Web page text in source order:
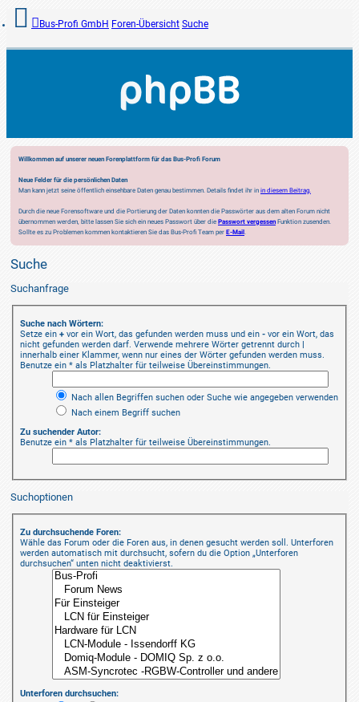
Bus-Profi GmbH Foren-Übersicht Suche
Willkommen auf unserer neuen Forenplattform für das Bus-Profi Forum
Neue Felder für die persönlichen Daten
Man kann jetzt seine öffentlich einsehbare Daten genau bestimmen. Details findet ihr in in diesem Beitrag.
Durch die neue Forensoftware und die Portierung der Daten konnten die Passwörter aus dem alten Forum nicht
übernommen werden, bitte lassen Sie sich ein neues Passwort über die Passwort vergessen Funktion zusenden.
Sollte es zu Problemen kommen kontaktieren Sie das Bus-Profi Team per E-Mail.
Suche
Suchanfrage
Suche nach Wörtern:
Setze ein+ vor ein Wort, das gefunden werden muss und ein- vor ein Wort, das
nicht gefunden werden darf. Verwende mehrere Wörter getrennt durch
innerhalb einer Klammer, wenn nur eines der Wörter gefunden werden muss.
Benutze ein * als Platzhalter für teilweise Übereinstimmungen.
Nach allen Begriffen suchen oder Suche wie angegeben verwenden
Nach einem Begriff suchen
Zu suchender Autor:
Benutze ein * als Platzhalter für teilweise Übereinstimmungen.
Suchoptionen
Zu durchsuchende Foren:
Wähle das Forum oder die Foren aus, in denen gesucht werden soll. Unterforen
werden automatisch mit durchsucht, sofern du die Option „Unterforen
durchsuchen“ unten nicht deaktivierst.
Unterforen durchsuchen: